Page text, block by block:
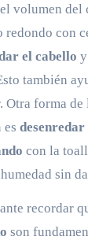
volumen del
con
el cabello
también
Otra forma de
es
con la
sin
recordar
son